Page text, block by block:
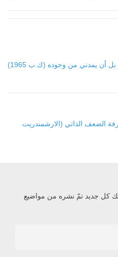
أن يمدني من وجوده (ك.ب 1965)
الضعف الذاتي (الارشمندريت
كل جديد تمّ نشره من مواضيع